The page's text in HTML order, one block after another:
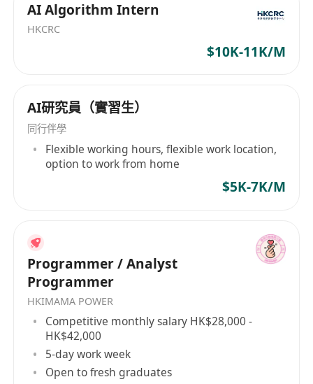
• 有模型优化、模型压缩、量化、推理加速等经验
Weather Discipline Program Manager at NASA’s
Jet Propulsion Laboratory, where she was
honoured with the NASA Exceptional Scientific
our company experiences rapid growth, we are
actively seeking talented individuals to join our
dynamic team. 星睿云智科技有限公司（英文名：
Stellerus Technology Limited），是依托于香港科
技大学成功孵化的产学研高科技公司，立足香港面
向全球，借助领先的科研成果和政府在创科领域的
资产，以应对日益严重的气候风险。 星睿云智科技
利用来自空-天-地观测网络的专有数据和物理引导的
人工智能大模型，提供一个易于使用、有科学支撑
的智能气候科技服务平台，提供关键的气候数据、
见解和可行的决策，有助于相关方有效识别、定量
衡量和管理资产、业务和投资组合中的灾害风险、
气候风险和碳排放状况。 现因业务拓展，诚邀优秀
人才加入我们的团队，共同开启气候科技的新时
AI Algorithm Intern
HKCRC
$10K-11K/M
AI研究員（實習生）
同行伴學
Flexible working hours, flexible work location,
option to work from home
$5K-7K/M
Programmer / Analyst
Programmer
HKIMAMA POWER
Competitive monthly salary HK$28,000 -
HK$42,000
5-day work week
Open to fresh graduates